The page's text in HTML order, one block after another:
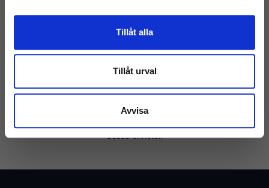
Tillåt alla
Tillåt urval
Avvisa
Att välja en begagnad iPhone 14 eller 14 Pro är inte bara bra för din
ekonomi. Det är också ett smart steg för miljön. Genom att
återanvända och ge dessa tekniska mästerverk ett andra liv bidrar
du till en mer hållbar teknikkonsumtion.
Så varför vänta? Dyk in i den fantastiska världen av iPhone 14 och
dessa enheter.